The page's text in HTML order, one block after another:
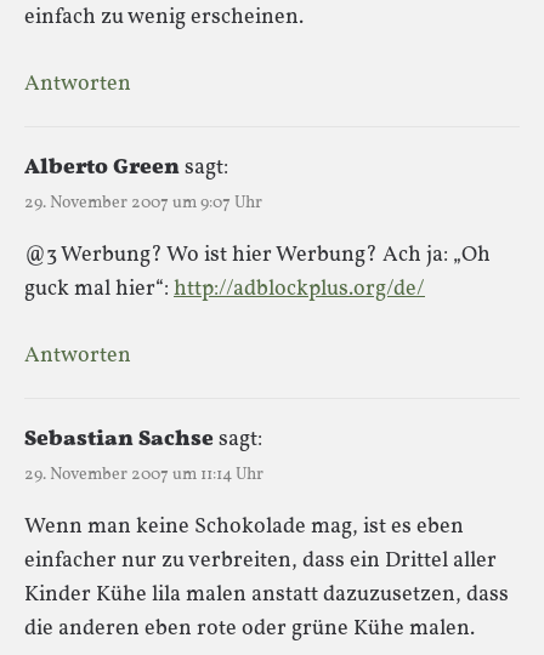
einfach zu wenig erscheinen.
Antworten
Alberto Greensagt:
29. November 2007 um 9:07 Uhr
@3 Werbung? Wo ist hier Werbung? Ach ja: „Oh
guck mal hier“: http://adblockplus.org/de/
Antworten
Sebastian Sachsesagt:
29. November 2007 um 11:14 Uhr
Wenn man keine Schokolade mag, ist es eben
einfacher nur zu verbreiten, dass ein Drittel aller
Kinder Kühe lila malen anstatt dazuzusetzen, dass
die anderen eben rote oder grüne Kühe malen.